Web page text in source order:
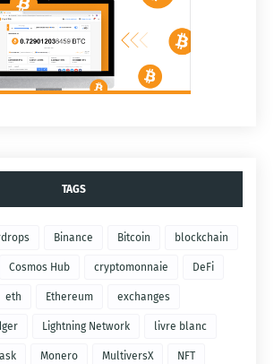
TAGS
Binance Bitcoin blockchain
Cosmos Hub cryptomonnaie DeFi
eth Ethereum exchanges
Lightning Network livre blanc
Monero MultiversX NFT